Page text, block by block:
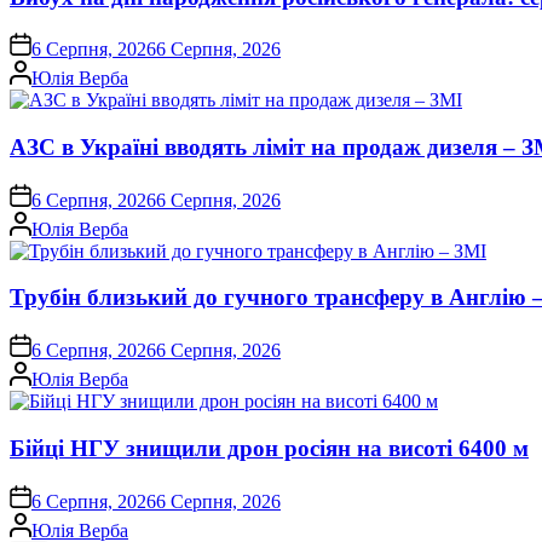
on6 Серпня, 20266 Серпня, 2026
Опубліковано
Юлія Верба
АЗС в Україні вводять ліміт на продаж дизеля –
on6 Серпня, 20266 Серпня, 2026
Опубліковано
Юлія Верба
Трубін близький до гучного трансферу в Англію
on6 Серпня, 20266 Серпня, 2026
Опубліковано
Юлія Верба
Бійці НГУ знищили дрон росіян на висоті 6400 м
on6 Серпня, 20266 Серпня, 2026
Опубліковано
Юлія Верба